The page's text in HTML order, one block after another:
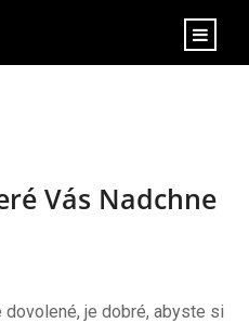
Vás Nadchne
je dobré, abyste si